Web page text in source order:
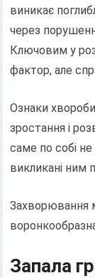
виникає
через
Ключовим у
фактор, але
Ознаки
зростання і
саме по собі
викликані ним
Захворювання
Запала